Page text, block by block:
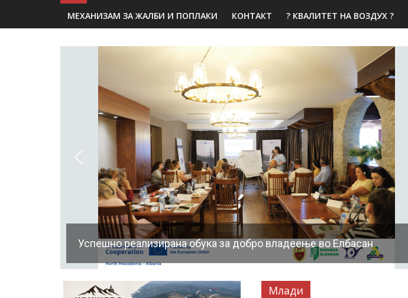
МЕХАНИЗАМ ЗА ЖАЛБИ И ПОПЛАКИ КОНТАКТ ? КВАЛИТЕТ НА ВОЗДУХ ?
Успешно реализирана обука за добро владеење во Елбасан
Млади